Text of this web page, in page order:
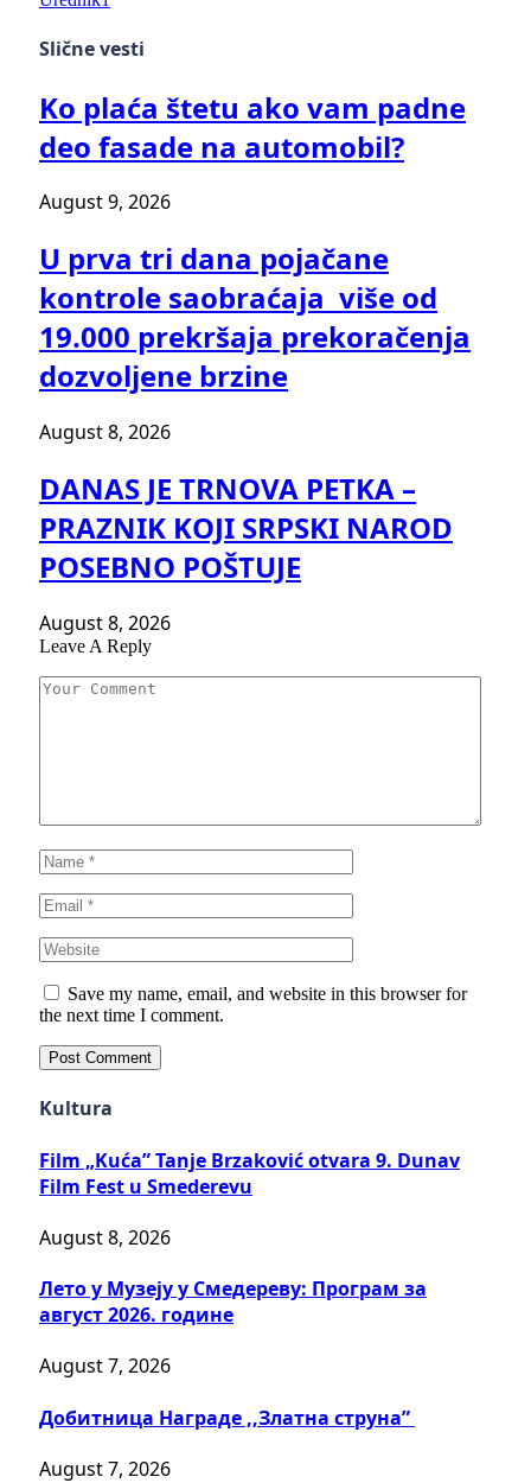
Slične vesti
Ko plaća štetu ako vam padne
deo fasade na automobil?
August 9, 2026
U prva tri dana pojačane
kontrole saobraćaja više od
19.000 prekršaja prekoračenja
dozvoljene brzine
August 8, 2026
DANAS JE TRNOVA PETKA –
PRAZNIK KOJI SRPSKI NAROD
POSEBNO POŠTUJE
August 8, 2026
Leave A Reply
Save my name, email, and website in this browser for
the next time I comment.
Kultura
Film „Kuća” Tanje Brzaković otvara 9. Dunav
Film Fest u Smederevu
August 8, 2026
Лето у Музеју у Смедереву: Програм за
август 2026. године
August 7, 2026
Добитницa Награде ,,Златна струна”
August 7, 2026